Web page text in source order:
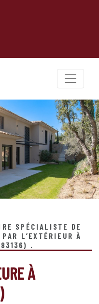
SPÉCIALISTE DE
L’EXTÉRIEUR À
.
À